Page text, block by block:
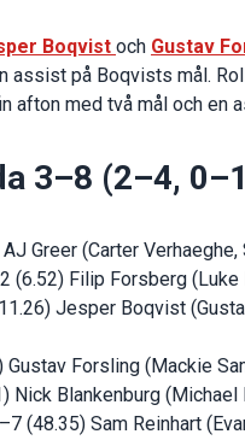
Boqvist och Gustav
assist på Boqvists mål.
afton med två mål och en
3–8 (2–4,
Greer (Carter
(6.52) Filip Forsberg
Jesper Boqvist
Gustav Forsling (Mackie
Nick Blankenburg (Michael
(48.35) Sam Reinhart